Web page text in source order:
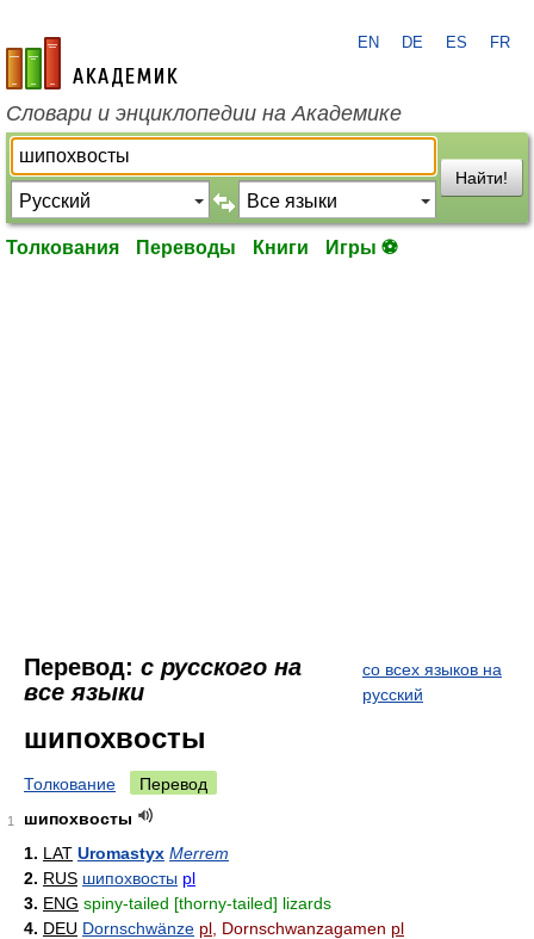
academic.ru
EN DE ES FR
Словари и энциклопедии на Академике
Найти!
Толкования Переводы Книги Игры ⚽
Перевод: с русского на
все языки
со всех языков на
русский
шипохвосты
Толкование Перевод
1
шипохвосты
1. LAT Uromastyx Merrem
2. RUS шипохвосты pl
3. ENG spiny-tailed [thorny-tailed] lizards
4. DEU Dornschwänze pl , Dornschwanzagamen pl